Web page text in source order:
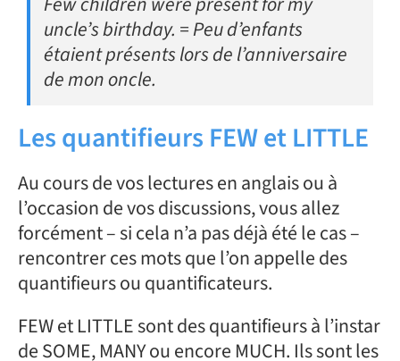
uncle’s birthday. = Peu d’enfants
étaient présents lors de l’anniversaire
de mon oncle.
Les quantifieurs FEW et LITTLE
Au cours de vos lectures en anglais ou à
l’occasion de vos discussions, vous allez
forcément – si cela n’a pas déjà été le cas –
rencontrer ces mots que l’on appelle des
quantifieurs ou quantificateurs.
FEW et LITTLE sont des quantifieurs à l’instar
de SOME, MANY ou encore MUCH. Ils sont les